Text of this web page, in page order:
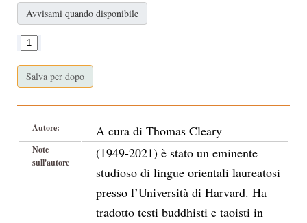
Avvisami quando disponibile
Salva per dopo
Autore: A cura di Thomas Cleary
Note
sull'autore
(1949-2021) è stato un eminente
studioso di lingue orientali laureatosi
presso l’Università di Harvard. Ha
tradotto testi buddhisti e taoisti in